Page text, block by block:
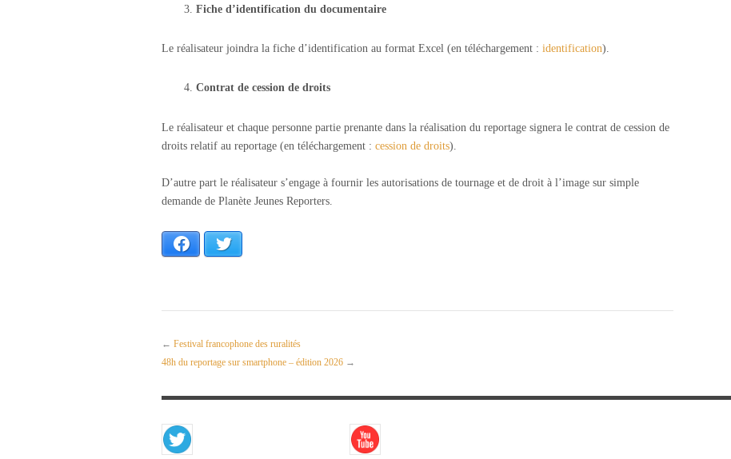
Fiche d’identification du documentaire
Le réalisateur joindra la fiche d’identification au format Excel (en téléchargement : identification).
Contrat de cession de droits
Le réalisateur et chaque personne partie prenante dans la réalisation du reportage signera le contrat de cession de
droits relatif au reportage (en téléchargement : cession de droits).
D’autre part le réalisateur s’engage à fournir les autorisations de tournage et de droit à l’image sur simple
demande de Planète Jeunes Reporters.
Facebook
← Festival francophone des ruralités
48h du reportage sur smartphone – édition 2026 →